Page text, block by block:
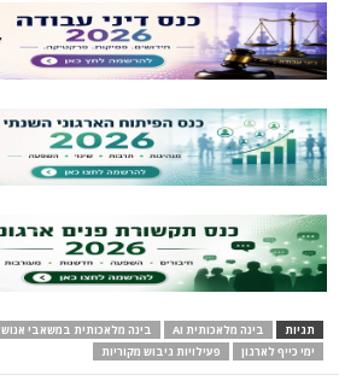
תגיות בינה מלאכותית AI בינה מלאכותית במשאבי אנוש
ימי כייף לארגון
פעילויות גיבוש מקוריות